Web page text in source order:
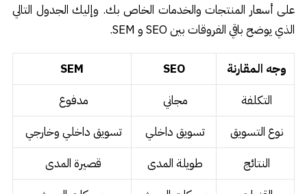
على أسعار المنتجات والخدمات الخاص بك. وإليك الجدول التالي
الذي يوضح باقي الفروقات بين SEO و SEM.
وجه المقارنة SEO
SEM
التكلفة
مجاني
مدفوع
نوع التسويق
تسويق داخلي
تسويق داخلي وخارجي
النتائج
طويلة المدى
قصيرة المدى